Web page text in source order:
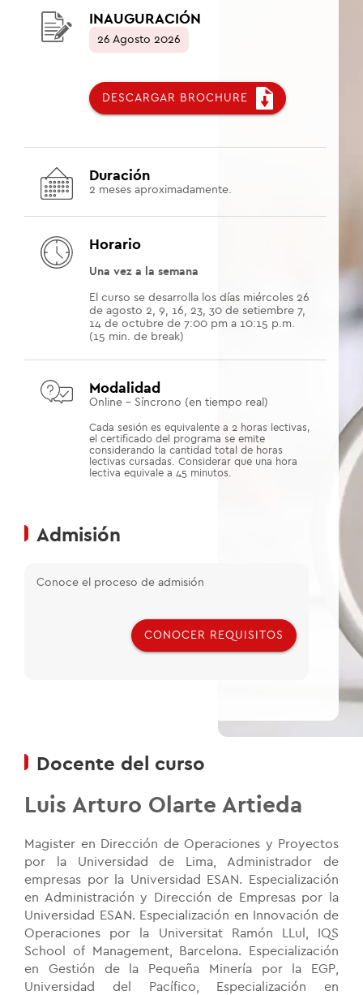
INAUGURACIÓN
26 Agosto 2026
DESCARGAR BROCHURE
Duración
2 meses aproximadamente.
Horario
Una vez a la semana
El curso se desarrolla los días miércoles 26
de agosto 2, 9, 16, 23, 30 de setiembre 7,
14 de octubre de 7:00 pm a 10:15 p.m.
(15 min. de break)
Modalidad
Online - Síncrono (en tiempo real)
Cada sesión es equivalente a 2 horas lectivas,
el certificado del programa se emite
considerando la cantidad total de horas
lectivas cursadas. Considerar que una hora
lectiva equivale a 45 minutos.
Admisión
Conoce el proceso de admisión
CONOCER REQUISITOS
Docente del curso
Luis Arturo Olarte Artieda
Magister en Dirección de Operaciones y Proyectos
por la Universidad de Lima, Administrador de
empresas por la Universidad ESAN. Especialización
en Administración y Dirección de Empresas por la
Universidad ESAN. Especialización en Innovación de
Operaciones por la Universitat Ramón LLul, IQS
School of Management, Barcelona. Especialización
en Gestión de la Pequeña Minería por la EGP,
Universidad del Pacífico, Especialización en